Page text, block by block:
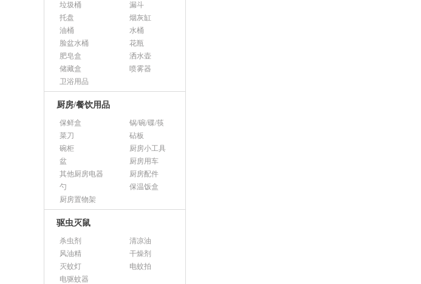
垃圾桶
漏斗
托盘
烟灰缸
油桶
水桶
脸盆水桶
花瓶
肥皂盒
洒水壶
储藏盒
喷雾器
卫浴用品
厨房/餐饮用品
保鲜盒
锅/碗/碟/筷
菜刀
砧板
碗柜
厨房小工具
盆
厨房用车
其他厨房电器
厨房配件
勺
保温饭盒
厨房置物架
驱虫灭鼠
杀虫剂
清凉油
风油精
干燥剂
灭蚊灯
电蚊拍
电驱蚊器